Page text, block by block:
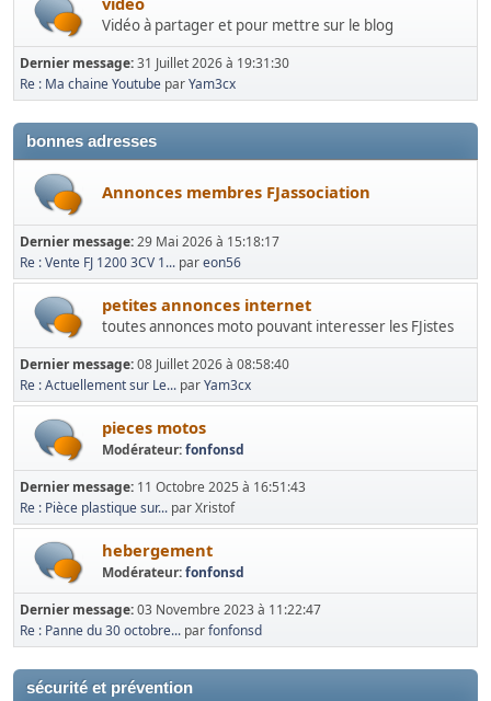
Vidéo à partager et pour mettre sur le blog
Dernier message:31 Juillet 2026 à 19:31:30
Re : Ma chaine Youtube parYam3cx
bonnes adresses
Annonces membres FJassociation
Dernier message:29 Mai 2026 à 15:18:17
Re : Vente FJ 1200 3CV 1... pareon56
petites annonces internet
toutes annonces moto pouvant interesser les FJistes
Dernier message:08 Juillet 2026 à 08:58:40
Re : Actuellement sur Le... parYam3cx
pieces motos
Modérateur:fonfonsd
Dernier message: 11 Octobre 2025 à 16:51:43
Re : Pièce plastique sur... par Xristof
hebergement
Modérateur:fonfonsd
Dernier message:03 Novembre 2023 à 11:22:47
Re : Panne du 30 octobre... parfonfonsd
sécurité et prévention